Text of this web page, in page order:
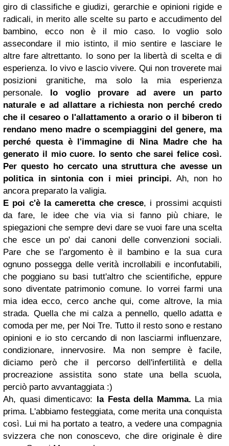
giro di classifiche e giudizi, gerarchie e opinioni rigide e
radicali, in merito alle scelte su parto e accudimento del
bambino, ecco non è il mio caso. Io voglio solo
assecondare il mio istinto, il mio sentire e lasciare le
altre fare altrettanto. Io sono per la libertà di scelta e di
esperienza. Io vivo e lascio vivere. Qui non troverete mai
posizioni granitiche, ma solo la mia esperienza
personale. Io voglio provare ad avere un parto
naturale e ad allattare a richiesta non perché credo
che il cesareo o l'allattamento a orario o il biberon ti
rendano meno madre o scempiaggini del genere, ma
perché questa è l'immagine di Nina Madre che ha
generato il mio cuore. Io sento che sarei felice così.
Per questo ho cercato una struttura che avesse un
politica in sintonia con i miei principi. Ah, non ho
ancora preparato la valigia.
E poi c'è la cameretta che cresce, i prossimi acquisti
da fare, le idee che via via si fanno più chiare, le
spiegazioni che sempre devi dare se vuoi fare una scelta
che esce un po' dai canoni delle convenzioni sociali.
Pare che se l'argomento è il bambino e la sua cura
ognuno possegga delle verità incrollabili e inconfutabili,
che poggiano su basi tutt'altro che scientifiche, eppure
sono diventate patrimonio comune. Io vorrei farmi una
mia idea ecco, cerco anche qui, come altrove, la mia
strada. Quella che mi calza a pennello, quello adatta e
comoda per me, per Noi Tre. Tutto il resto sono e restano
opinioni e io sto cercando di non lasciarmi influenzare,
condizionare, innervosire. Ma non sempre è facile,
diciamo però che il percorso dell'infertilità e della
procreazione assistita sono state una bella scuola,
perciò parto avvantaggiata :)
Ah, quasi dimenticavo: la Festa della Mamma. La mia
prima. L'abbiamo festeggiata, come merita una conquista
così. Lui mi ha portato a teatro, a vedere una compagnia
svizzera che non conoscevo, che dire originale è dire